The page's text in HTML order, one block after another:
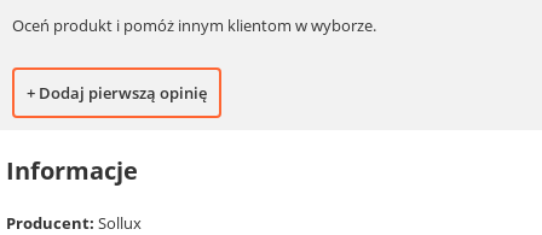
Oceń produkt i pomóż innym klientom w wyborze.
+ Dodaj pierwszą opinię
Informacje
Producent: Sollux